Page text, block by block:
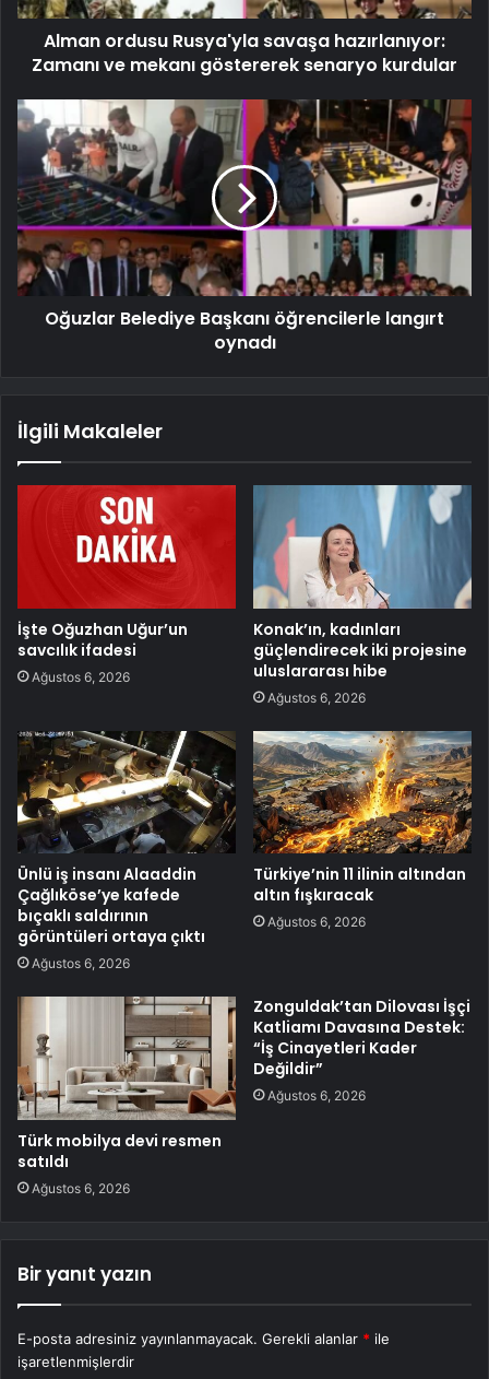
Alman ordusu Rusya'yla savaşa hazırlanıyor:
Zamanı ve mekanı göstererek senaryo kurdular
Oğuzlar Belediye Başkanı öğrencilerle langırt
oynadı
İlgili Makaleler
İşte Oğuzhan Uğur’un
savcılık ifadesi
Ağustos 6, 2026
Konak’ın, kadınları
güçlendirecek iki projesine
uluslararası hibe
Ağustos 6, 2026
Ünlü iş insanı Alaaddin
Çağlıköse’ye kafede
bıçaklı saldırının
görüntüleri ortaya çıktı
Ağustos 6, 2026
Türkiye’nin 11 ilinin altından
altın fışkıracak
Ağustos 6, 2026
Türk mobilya devi resmen
satıldı
Ağustos 6, 2026
Zonguldak’tan Dilovası İşçi
Katliamı Davasına Destek:
“İş Cinayetleri Kader
Değildir”
Ağustos 6, 2026
Bir yanıt yazın
E-posta adresiniz yayınlanmayacak. Gerekli alanlar * ile
işaretlenmişlerdir